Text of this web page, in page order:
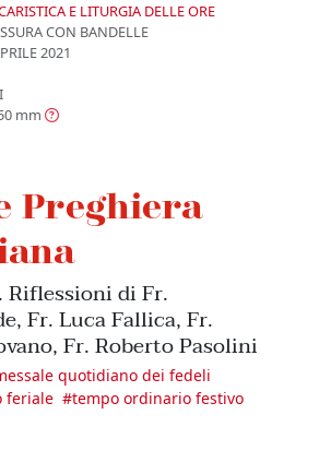
E LITURGIA DELLE ORE
CON BANDELLE
2021
mm
Preghiera
Riflessioni di Fr.
Fr. Luca Fallica, Fr.
Fr. Roberto Pasolini
quotidiano dei fedeli
feriale #tempo ordinario festivo